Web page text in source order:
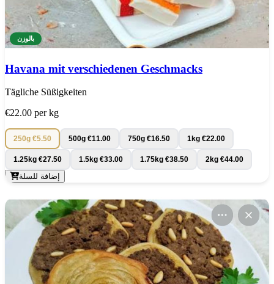
بالوزن
Havana mit verschiedenen Geschmacks
Tägliche Süßigkeiten
€22.00 per kg
250g €5.50 500g €11.00 750g €16.50 1kg €22.00
1.25kg €27.50 1.5kg €33.00 1.75kg €38.50 2kg €44.00
إضافة للسلة